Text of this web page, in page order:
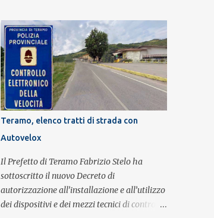
britannica. Nati nel 2007 e riconosciuti come
l'omaggio definitivo alla leggenda dei
Queen, i componenti della band portano
avanti con grande successo la passione e
l'energia del celebre gruppo. Lo spettacolo si
inserisce nell'ambito dei festeggiamenti in
onore di Sant'Alfonso, il santo patrono della
città. La formazione sul palco è composta da
Simone Fortuna alla batteria e voce, Fabrizio
Palermo al basso e voce, Tiziano Giampieri
alla chitarra e voce, e Salvo Vinci alla voce.
Salvo Vinci è la voce scelta direttamente da
Brian May e Roger Taylor per il musical We
Teramo, elenco tratti di strada con
Autovelox
Il Prefetto di Teramo Fabrizio Stelo ha
sottoscritto il nuovo Decreto di
autorizzazione all’installazione e all’utilizzo
dei dispositivi e dei mezzi tecnici di controllo